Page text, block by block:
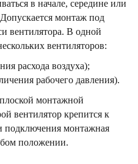
в начале, середине или
монтаж под
вентилятора. В одной
вентиляторов:
расхода воздуха);
рабочего давления).
монтажной
вентилятор крепится к
подключения монтажная
положении.